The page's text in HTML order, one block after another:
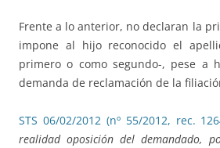
Frente a lo anterior, no declaran la
impone al hijo reconocido el
primero o como segundo-, pese a
demanda de reclamación de la
STS 06/02/2012 (nº 55/2012, rec.
realidad oposición del demandado,